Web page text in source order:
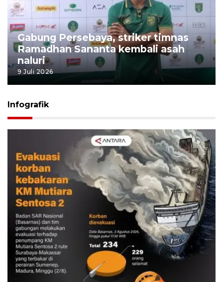
Gabung Persebaya, striker timnas
Ramadhan Sananta kembali asah
naluri
9 Juli 2026
Infografik